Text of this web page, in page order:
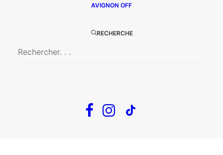
AVIGNON OFF
RECHERCHE